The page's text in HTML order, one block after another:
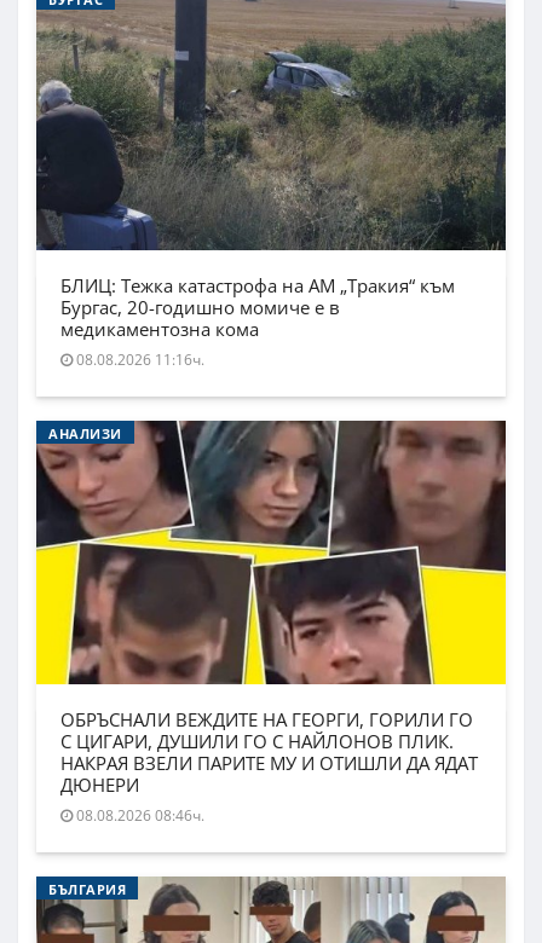
БЛИЦ: Тежка катастрофа на АМ „Тракия“ към
Бургас, 20-годишно момиче е в
медикаментозна кома
08.08.2026 11:16ч.
АНАЛИЗИ
ОБРЪСНАЛИ ВЕЖДИТЕ НА ГЕОРГИ, ГОРИЛИ ГО
С ЦИГАРИ, ДУШИЛИ ГО С НАЙЛОНОВ ПЛИК.
НАКРАЯ ВЗЕЛИ ПАРИТЕ МУ И ОТИШЛИ ДА ЯДАТ
ДЮНЕРИ
08.08.2026 08:46ч.
БЪЛГАРИЯ